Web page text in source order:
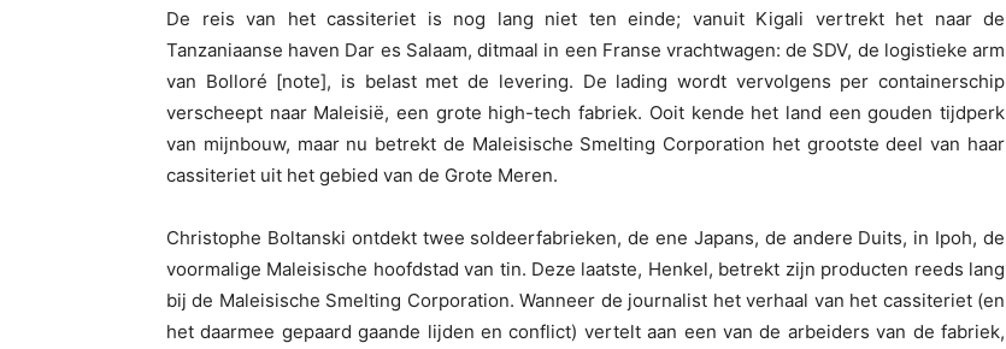
De reis van het cassiteriet is nog lang niet ten einde; vanuit Kigali vertrekt het naar de
Tanzaniaanse haven Dar es Salaam, ditmaal in een Franse vrachtwagen: de SDV, de logistieke arm
van Bolloré [note], is belast met de levering. De lading wordt vervolgens per containerschip
verscheept naar Maleisië, een grote high-tech fabriek. Ooit kende het land een gouden tijdperk
van mijnbouw, maar nu betrekt de Maleisische Smelting Corporation het grootste deel van haar
cassiteriet uit het gebied van de Grote Meren.
Christophe Boltanski ontdekt twee soldeerfabrieken, de ene Japans, de andere Duits, in Ipoh, de
voormalige Maleisische hoofdstad van tin. Deze laatste, Henkel, betrekt zijn producten reeds lang
bij de Maleisische Smelting Corporation. Wanneer de journalist het verhaal van het cassiteriet (en
het daarmee gepaard gaande lijden en conflict) vertelt aan een van de arbeiders van de fabriek,